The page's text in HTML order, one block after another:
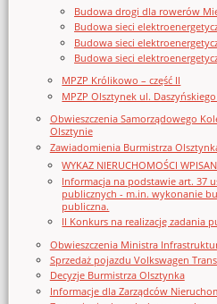
Budowa drogi dla rowerów
Budowa sieci
Budowa sieci
Budowa sieci
MPZP Królikowo – część II
MPZP Olsztynek ul. Daszyńskiego
Obwieszczenia Samorządowego
Olsztynie
Zawiadomienia Burmistrza
WYKAZ NIERUCHOMOŚCI
Informacja na podstawie art. 37
publicznych - m.in. wykonanie
publiczna.
II Konkurs na realizację zadania
Obwieszczenia Ministra
Sprzedaż pojazdu Volkswagen
Decyzje Burmistrza Olsztynka
Informacje dla Zarządców